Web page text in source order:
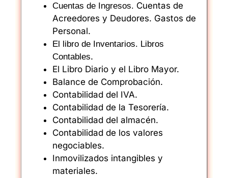
Cuentas de Ingresos. Cuentas de
Acreedores y Deudores. Gastos de
Personal.
El libro de Inventarios. Libros
Contables.
El Libro Diario y el Libro Mayor.
Balance de Comprobación.
Contabilidad del IVA.
Contabilidad de la Tesorería.
Contabilidad del almacén.
Contabilidad de los valores
negociables.
Inmovilizados intangibles y
materiales.